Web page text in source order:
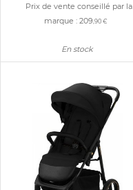
Prix de vente conseillé par la
marque :209 ,90 €
En stock